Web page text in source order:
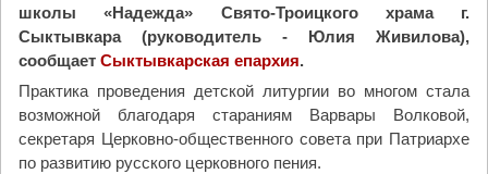
о
т
н
школы «Надежда» Свято-Троицкого храма г.
Сыктывкара (руководитель - Юлия Живилова),
сообщает Сыктывкарская епархия.
Практика проведения детской литургии во многом стала
возможной благодаря стараниям Варвары Волковой,
секретаря Церковно-общественного совета при Патриархе
по развитию русского церковного пения.